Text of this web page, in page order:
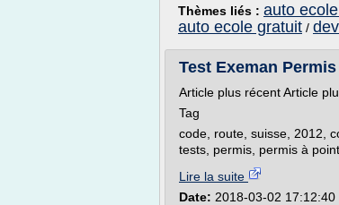
Thèmes liés : auto
auto ecole gratuit /
Test Exeman
Article plus récent Article
Tag
code, route, suisse, 2012,
tests, permis, permis à
Lire la suite
Date: 2018-03-02 17:12:40